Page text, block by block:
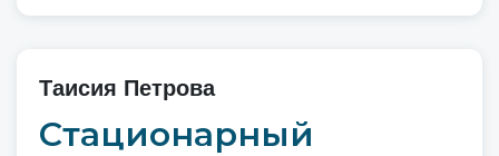
Таисия Петрова
Стационарный